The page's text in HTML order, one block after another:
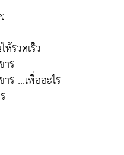
รวดเร็ว
ร
ร ...เพื่ออะไร